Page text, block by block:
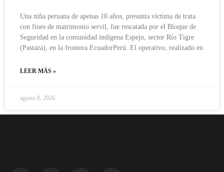
Una niña peruana de apenas 10 años, presunta víctima de trata
con fines de matrimonio servil, fue rescatada por el Bloque de
Seguridad en la comunidad indígena Espejo, sector Río Tigre
(Pastaza), en la frontera EcuadorPerú. El operativo, realizado en
LEER MÁS »
agosto 8, 2026